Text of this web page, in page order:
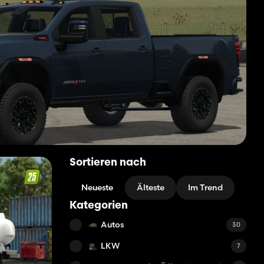
Sortieren nach
Neueste Älteste Im Trend
Kategorien
Autos 30
LKW 7